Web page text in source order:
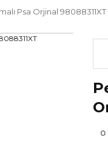
Psa Orjinal 98088311XT
0